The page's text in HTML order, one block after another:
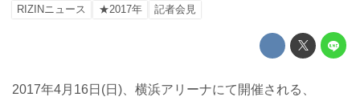
RIZINニュース ★2017年 記者会見
2017年4月16日(日)、横浜アリーナにて開催される、